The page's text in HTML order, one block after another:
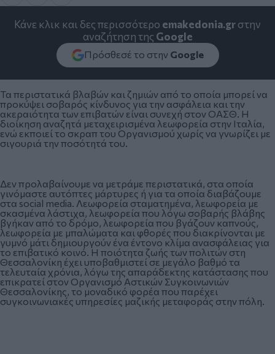
Κάνε κλικ και δες περισσότερο emakedonia.grστην
αναζήτηση της Google
Πρόσθεσέ το στην Google
Τα περιστατικά βλαβών και ζημιών από το οποία μπορεί να
προκύψει σοβαρός κίνδυνος για την ασφάλεια και την
ακεραιότητα των επιβατών είναι συνεχή στον ΟΑΣΘ. Η
διοίκηση αναζητά μεταχειρισμένα λεωφορεία στην Ιταλία,
ενώ εκποιεί το σκραπ του Οργανισμού χωρίς να γνωρίζει με
σιγουριά την ποσότητά του.
Δεν προλαβαίνουμε να μετράμε περιστατικά, στα οποία
γινόμαστε αυτόπτες μάρτυρες ή για τα οποία διαβάζουμε
στα social media. Λεωφορεία σταματημένα, λεωφορεία με
σκασμένα λάστιχα, λεωφορεία που λόγω σοβαρής βλάβης
βγήκαν από το δρόμο, λεωφορεία που βγάζουν καπνούς,
λεωφορεία με μπαλώματα και φθορές που διακρίνονται με
γυμνό μάτι δημιουργούν ένα έντονο κλίμα ανασφάλειας για
το επιβατικό κοινό. Η ποιότητα ζωής των πολιτών στη
Θεσσαλονίκη έχει υποβαθμιστεί σε μεγάλο βαθμό τα
τελευταία χρόνια, λόγω της απαράδεκτης κατάστασης που
επικρατεί στον Οργανισμό Αστικών Συγκοινωνιών
Θεσσαλονίκης, το μοναδικό φορέα που παρέχει
συγκοινωνιακές υπηρεσίες μαζικής μεταφοράς στην πόλη.